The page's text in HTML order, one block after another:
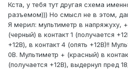
Кста, у тебя тут другая схема
разъемом))) Но смысл не в этом,
Я мерил: мультиметр в напряжуху,
(черный) в контакт 1 (получается
+12В), в контакт 4 (опять +12В)!!
0В. Мультиметр + (красный) в
(получается +12В), выдернул пред